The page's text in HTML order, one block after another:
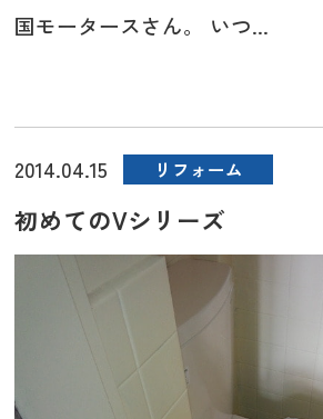
国モータースさん。 いつ...
2014.04.15 リフォーム
初めてのVシリーズ